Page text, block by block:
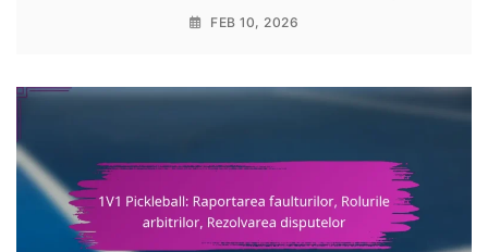
FEB 10, 2026